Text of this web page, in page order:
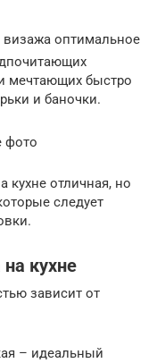
оптимальное
мечтающих быстро
и баночки.
фото
отличная, но
следует
кухне
зависит от
– идеальный